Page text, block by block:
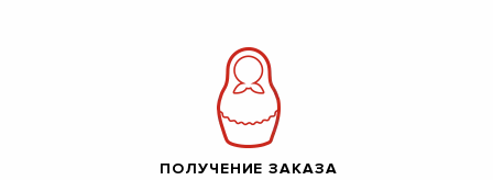
ПОЛУЧЕНИЕ ЗАКАЗА